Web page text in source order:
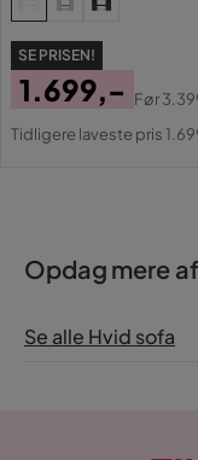
Soveretning
Serie
SE PRISEN!
Pris
1.699,-
Original
Før
Tidligere laveste pris
Opdag mere
Se alle Hvid sofa